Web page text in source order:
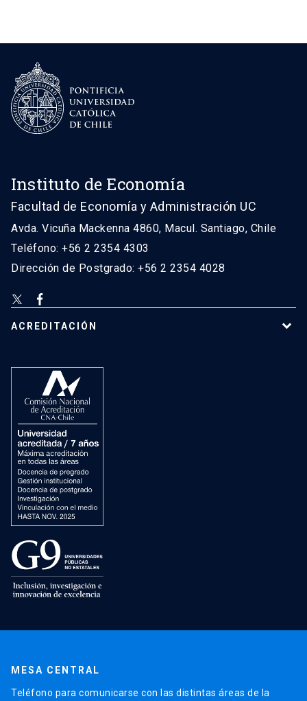
Instituto de Economía
Facultad de Economía y Administración UC
Avda. Vicuña Mackenna 4860, Macul. Santiago, Chile
Teléfono: +56 2 2354 4303
Dirección de Postgrado: +56 2 2354 4028
ACREDITACIÓN
MESA CENTRAL
Teléfono para comunicarse con las distintas áreas de la